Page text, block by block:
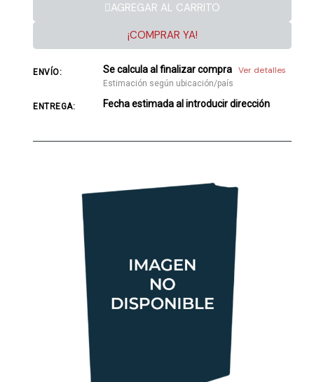
AGREGAR AL CARRITO
¡COMPRAR YA!
ENVÍO: Se calcula al finalizar compra Ver detalles
Estimación según ubicación/país
ENTREGA: Fecha estimada al introducir dirección